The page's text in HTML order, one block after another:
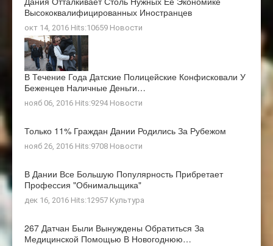
Высококвалифицированных Иностранцев
окт 14, 2016 Hits:10659 Новости
В Течение Года Датские Полицейские Конфисковали У
Беженцев Наличные Деньги…
нояб 06, 2016 Hits:9294 Новости
Только 11% Граждан Дании Родились За Рубежом
нояб 26, 2016 Hits:9708 Новости
В Дании Все Большую Популярность Прибретает
Профессия "обнимальщика"
дек 16, 2016 Hits:12957 Культура
267 Датчан Были Вынуждены Обратиться За
Медицинской Помощью В Новогоднюю…